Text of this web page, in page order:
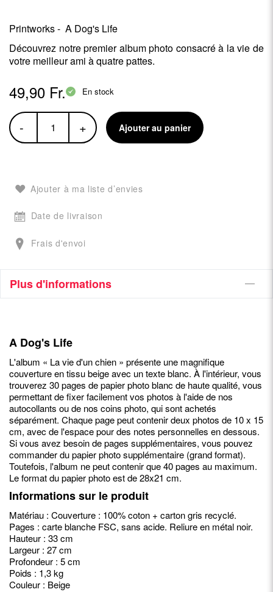
Printworks - A Dog's Life
Découvrez notre premier album photo consacré à la vie de
votre meilleur ami à quatre pattes.
49,90 Fr. En stock
- + Ajouter au panier
Ajouter à ma liste d’envies
Date de livraison
Frais d'envoi
Plus d'informations
A Dog's Life
L'album « La vie d'un chien » présente une magnifique
couverture en tissu beige avec un texte blanc. À l'intérieur, vous
trouverez 30 pages de papier photo blanc de haute qualité, vous
permettant de fixer facilement vos photos à l'aide de nos
autocollants ou de nos coins photo, qui sont achetés
séparément. Chaque page peut contenir deux photos de 10 x 15
cm, avec de l'espace pour des notes personnelles en dessous.
Si vous avez besoin de pages supplémentaires, vous pouvez
commander du papier photo supplémentaire (grand format).
Toutefois, l'album ne peut contenir que 40 pages au maximum.
Le format du papier photo est de 28x21 cm.
Informations sur le produit
Matériau : Couverture : 100% coton + carton gris recyclé.
Pages : carte blanche FSC, sans acide. Reliure en métal noir.
Hauteur : 33 cm
Largeur : 27 cm
Profondeur : 5 cm
Poids : 1,3 kg
Couleur : Beige